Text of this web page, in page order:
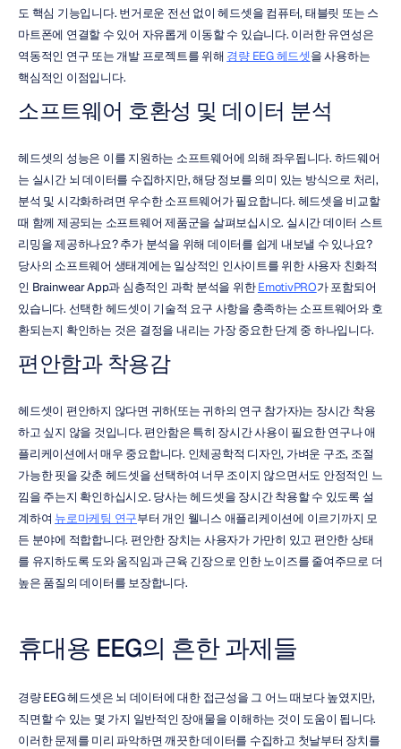
도 핵심 기능입니다. 번거로운 전선 없이 헤드셋을 컴퓨터, 태블릿 또는 스
마트폰에 연결할 수 있어 자유롭게 이동할 수 있습니다. 이러한 유연성은
역동적인 연구 또는 개발 프로젝트를 위해 경량 EEG 헤드셋을 사용하는
핵심적인 이점입니다.
소프트웨어 호환성 및 데이터 분석
헤드셋의 성능은 이를 지원하는 소프트웨어에 의해 좌우됩니다. 하드웨어
는 실시간 뇌 데이터를 수집하지만, 해당 정보를 의미 있는 방식으로 처리,
분석 및 시각화하려면 우수한 소프트웨어가 필요합니다. 헤드셋을 비교할
때 함께 제공되는 소프트웨어 제품군을 살펴보십시오. 실시간 데이터 스트
리밍을 제공하나요? 추가 분석을 위해 데이터를 쉽게 내보낼 수 있나요?
당사의 소프트웨어 생태계에는 일상적인 인사이트를 위한 사용자 친화적
인 Brainwear App과 심층적인 과학 분석을 위한 EmotivPRO가 포함되어
있습니다. 선택한 헤드셋이 기술적 요구 사항을 충족하는 소프트웨어와 호
환되는지 확인하는 것은 결정을 내리는 가장 중요한 단계 중 하나입니다.
편안함과 착용감
헤드셋이 편안하지 않다면 귀하(또는 귀하의 연구 참가자)는 장시간 착용
하고 싶지 않을 것입니다. 편안함은 특히 장시간 사용이 필요한 연구나 애
플리케이션에서 매우 중요합니다. 인체공학적 디자인, 가벼운 구조, 조절
가능한 핏을 갖춘 헤드셋을 선택하여 너무 조이지 않으면서도 안정적인 느
낌을 주는지 확인하십시오. 당사는 헤드셋을 장시간 착용할 수 있도록 설
계하여 뉴로마케팅 연구부터 개인 웰니스 애플리케이션에 이르기까지 모
든 분야에 적합합니다. 편안한 장치는 사용자가 가만히 있고 편안한 상태
를 유지하도록 도와 움직임과 근육 긴장으로 인한 노이즈를 줄여주므로 더
높은 품질의 데이터를 보장합니다.
휴대용 EEG의 흔한 과제들
경량 EEG 헤드셋은 뇌 데이터에 대한 접근성을 그 어느 때보다 높였지만,
직면할 수 있는 몇 가지 일반적인 장애물을 이해하는 것이 도움이 됩니다.
이러한 문제를 미리 파악하면 깨끗한 데이터를 수집하고 첫날부터 장치를